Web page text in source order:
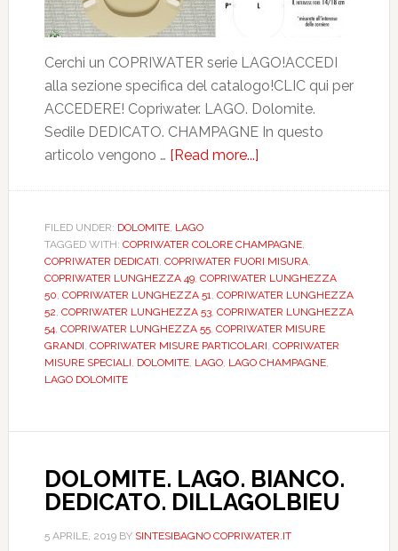
Cerchi un COPRIWATER serie LAGO!ACCEDI
alla sezione specifica del catalogo!CLIC qui per
ACCEDERE! Copriwater. LAGO. Dolomite.
Sedile DEDICATO. CHAMPAGNE In questo
articolo vengono … [Read more...]
DEDICATO.
DILLOGOLCHMP
FILED UNDER: DOLOMITE, LAGO
TAGGED WITH: COPRIWATER COLORE CHAMPAGNE,
COPRIWATER DEDICATI, COPRIWATER FUORI MISURA,
COPRIWATER LUNGHEZZA 49, COPRIWATER LUNGHEZZA
50, COPRIWATER LUNGHEZZA 51, COPRIWATER LUNGHEZZA
52, COPRIWATER LUNGHEZZA 53, COPRIWATER LUNGHEZZA
54, COPRIWATER LUNGHEZZA 55, COPRIWATER MISURE
GRANDI, COPRIWATER MISURE PARTICOLARI, COPRIWATER
MISURE SPECIALI, DOLOMITE, LAGO, LAGO CHAMPAGNE,
LAGO DOLOMITE
DOLOMITE. LAGO. BIANCO.
DEDICATO. DILLAGOLBIEU
5 APRILE, 2019BY SINTESIBAGNO COPRIWATER.IT